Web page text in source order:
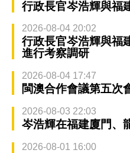
行政長官岑浩輝與福
2026-08-04 20:02
行政長官岑浩輝與福
進行考察調研
2026-08-04 17:47
閩澳合作會議第五次
2026-08-03 22:03
岑浩輝在福建廈門、
2026-08-01 16:00